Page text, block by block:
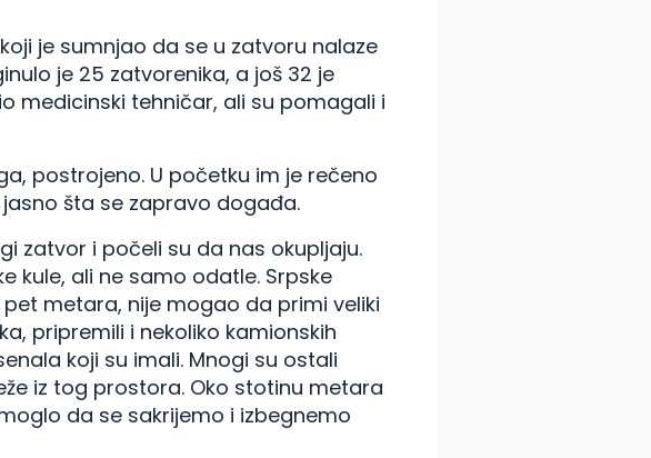
je sumnjao da se u zatvoru nalaze
je 25 zatvorenika, a još 32 je
medicinski tehničar, ali su pomagali i
postrojeno. U početku im je rečeno
šta se zapravo događa.
zatvor i počeli su da nas okupljaju.
kule, ali ne samo odatle. Srpske
metara, nije mogao da primi veliki
pripremili i nekoliko kamionskih
koji su imali. Mnogi su ostali
iz tog prostora. Oko stotinu metara
da se sakrijemo i izbegnemo